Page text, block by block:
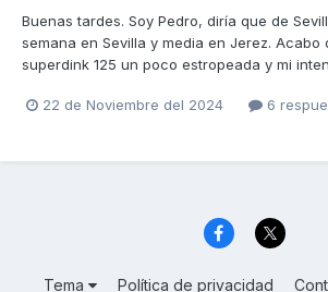
Buenas tardes. Soy Pedro, diría que de
semana en Sevilla y media en Jerez. Acabo
superdink 125 un poco estropeada y mi
22 de Noviembre del 2024 6
Tema Política de privacidad